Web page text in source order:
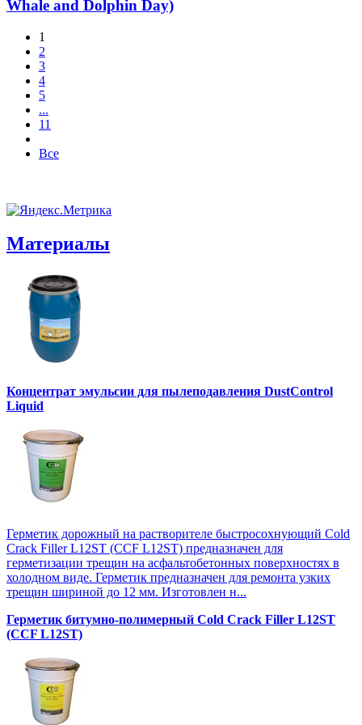
Whale and Dolphin Day)
1
2
3
4
5
...
11
Все
Материалы
Концентрат эмульсии для пылеподавления DustControl
Liquid
Герметик дорожный на растворителе быстросохнующий Cold
Crack Filler L12SТ (CCF L12SТ) предназначен для
герметизации трещин на асфальтобетонных поверхностях в
холодном виде. Герметик предназначен для ремонта узких
трещин шириной до 12 мм. Изготовлен н...
Герметик битумно-полимерный Cold Crack Filler L12SТ
(CCF L12SТ)